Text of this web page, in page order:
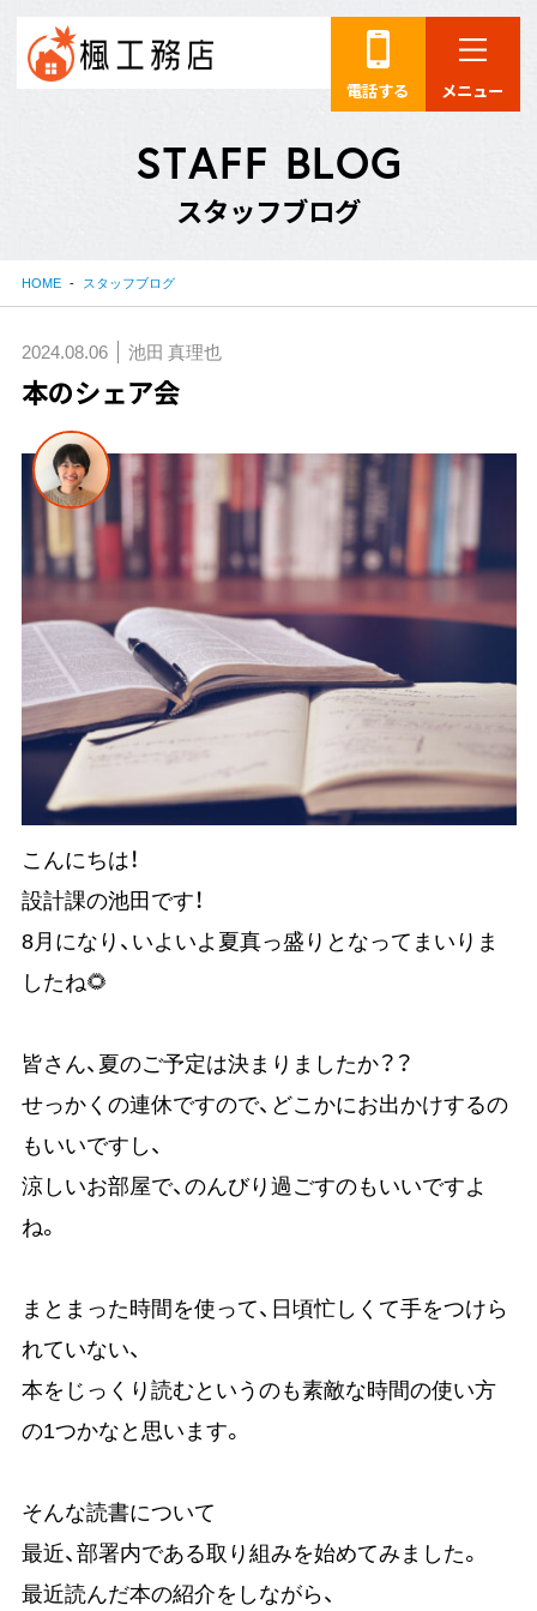
電話する メニュー
STAFF BLOG
スタッフブログ
HOME スタッフブログ
2024.08.06 池田 真理也
本のシェア会
こんにちは！
設計課の池田です！
8月になり、いよいよ夏真っ盛りとなってまいりま
したね🌻
皆さん、夏のご予定は決まりましたか？？
せっかくの連休ですので、どこかにお出かけするの
もいいですし、
涼しいお部屋で、のんびり過ごすのもいいですよ
ね。
まとまった時間を使って、日頃忙しくて手をつけら
れていない、
本をじっくり読むというのも素敵な時間の使い方
の1つかなと思います。
そんな読書について
最近、部署内である取り組みを始めてみました。
最近読んだ本の紹介をしながら、